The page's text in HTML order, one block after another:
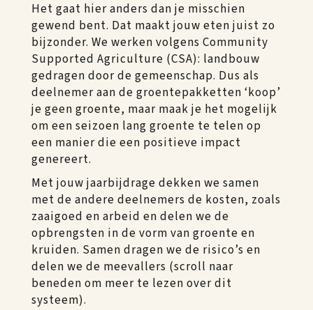
Het gaat hier anders dan je misschien
gewend bent. Dat maakt jouw eten juist zo
bijzonder. We werken volgens Community
Supported Agriculture (CSA): landbouw
gedragen door de gemeenschap. Dus als
deelnemer aan de groentepakketten ‘koop’
je geen groente, maar maak je het mogelijk
om een seizoen lang groente te telen op
een manier die een positieve impact
genereert.
Met jouw jaarbijdrage dekken we samen
met de andere deelnemers de kosten, zoals
zaaigoed en arbeid en delen we de
opbrengsten in de vorm van groente en
kruiden. Samen dragen we de risico’s en
delen we de meevallers (scroll naar
beneden om meer te lezen over dit
systeem).